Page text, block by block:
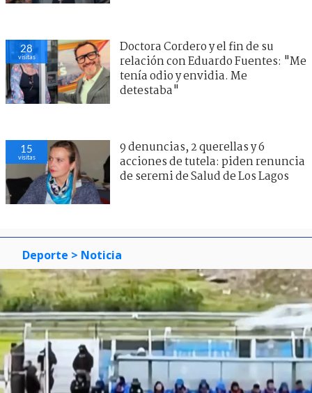
28
visitas
Doctora Cordero y el fin de su
relación con Eduardo Fuentes: "Me
tenía odio y envidia. Me
detestaba"
15
visitas
9 denuncias, 2 querellas y 6
acciones de tutela: piden renuncia
de seremi de Salud de Los Lagos
Deporte > Noticia